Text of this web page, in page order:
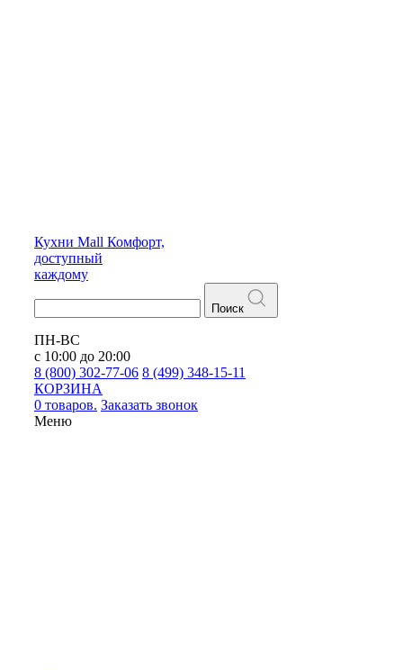
Кухни Mall Комфорт,
доступный
каждому
Поиск
ПН-ВС
с 10:00 до 20:00
8 (800) 302-77-06 8 (499) 348-15-11
КОРЗИНА
0 товаров. Заказать звонок
Меню